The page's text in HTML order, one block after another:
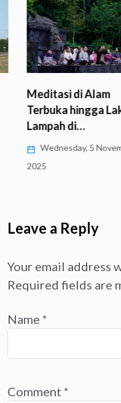
Meditasi di Alam
Terbuka hingga Laku
Lampah di…
Wednesday, 5 November
Leave a Reply
Your email address
Required fields are
Name *
Comment *